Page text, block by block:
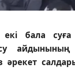
бала суға